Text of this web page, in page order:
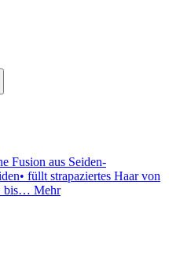
Fusion aus Seiden-
füllt strapaziertes Haar von
bis… Mehr